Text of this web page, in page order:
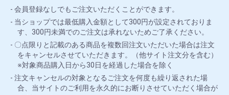
会員登録なしでもご注文いただくことができます。
当ショップでは最低購入金額として300円が設定されておりま
す、300円未満でのご注文は承れないためご了承ください。
〇点限りと記載のある商品を複数回注文いただいた場合は注文
をキャンセルさせていただきます。（他サイト注文分を含む）
※対象商品購入日から30日を経過した場合を除く
注文キャンセルの対象となるご注文を何度も繰り返された場
合、当サイトのご利用を永久的にお断りさせていただく場合が